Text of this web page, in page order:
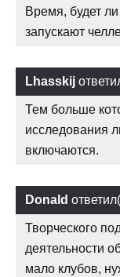
Время, будет
запускают
Lhasskij
Тем больше
исследования
включаются.
Donald
Творческого
деятельности
мало клубов,